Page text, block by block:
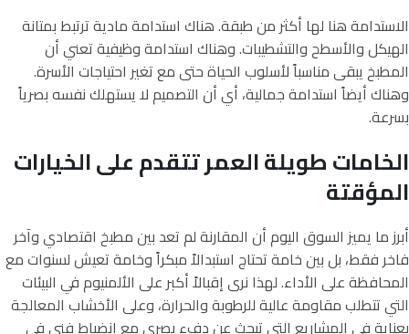
الاستدامة هنا لها أكثر من طبقة. هناك استدامة مادية ترتبط بمتانة
الهيكل والأسطح والتشطيبات. وهناك استدامة وظيفية تعني أن
المطبخ يبقى مناسباً لأسلوب الحياة حتى مع تغير احتياجات الأسرة.
وهناك أيضاً استدامة جمالية، أي أن التصميم لا يستهلك نفسه بصرياً
بسرعة.
الخامات طويلة العمر تتقدم على الخيارات
المؤقتة
أبرز ما يميز السوق اليوم أن المقارنة لم تعد بين مطبخ اقتصادي وآخر
فاخر فقط، بل بين خامة تحتاج استبدالاً مبكراً وخامة تعيش لسنوات مع
المحافظة على الأداء. لهذا نرى إقبالاً أكبر على الألمنيوم في البيئات
التي تتطلب مقاومة عالية للرطوبة والحرارة، وعلى الأخشاب المعالجة
بعناية في المشاريع التي تبحث عن دفء بصري مع انضباط فني في